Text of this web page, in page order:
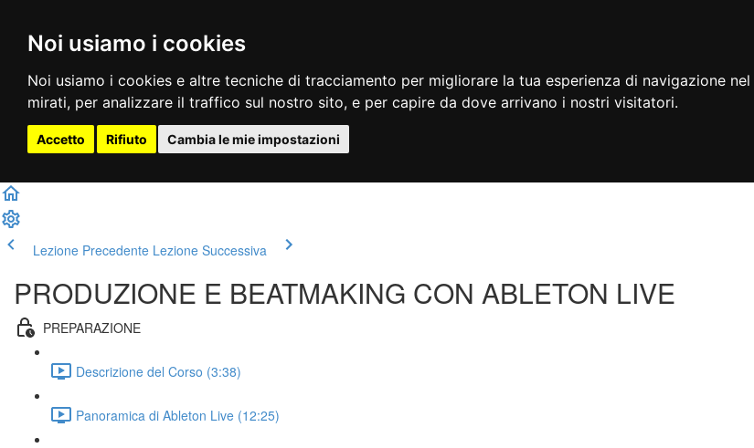
Noi usiamo i cookies
Noi usiamo i cookies e altre tecniche di tracciamento per migliorare la tua esperienza di navigazione
mirati, per analizzare il traffico sul nostro sito, e per capire da dove arrivano i nostri visitatori.
Accetto Rifiuto Cambia le mie impostazioni
Lezione Precedente Lezione Successiva
PRODUZIONE E BEATMAKING CON ABLETON LIVE
PREPARAZIONE
Descrizione del Corso (3:38)
Panoramica di Ableton Live (12:25)